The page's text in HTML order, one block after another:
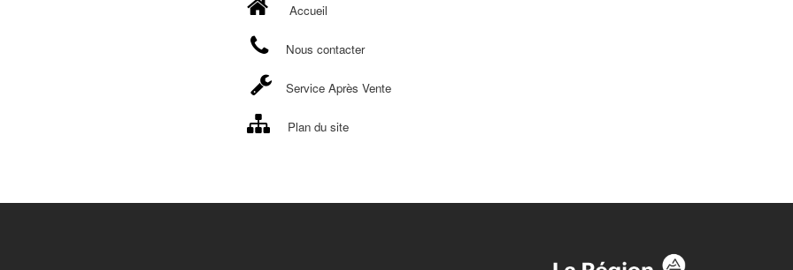
Accueil
Nous contacter
Service Après Vente
Plan du site